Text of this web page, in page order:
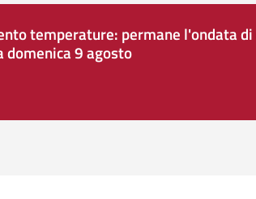
temperature: permane l'ondata di
domenica 9 agosto